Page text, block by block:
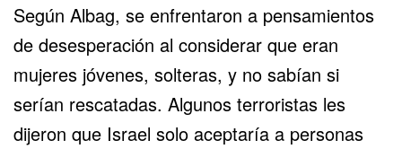
Según Albag, se enfrentaron a pensamientos
de desesperación al considerar que eran
mujeres jóvenes, solteras, y no sabían si
serían rescatadas. Algunos terroristas les
dijeron que Israel solo aceptaría a personas